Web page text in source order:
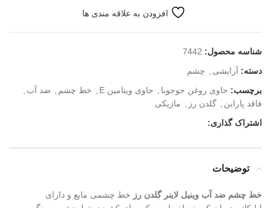
افزودن به علاقه مندی ها
شناسه محصول: 7442
دسته: آرایشی , چشم
برچسب: حاوی روغن جوجوبا , حاوی ویتامین E , خط چشم , ضد آب ,
فاقد پارابن , گلدن رز , ماژیکی
اشتراک گذاری:
توضیحات
خط چشم ضد آب وینیل لاینر گلدن رز خط چشمی مایع و دارای